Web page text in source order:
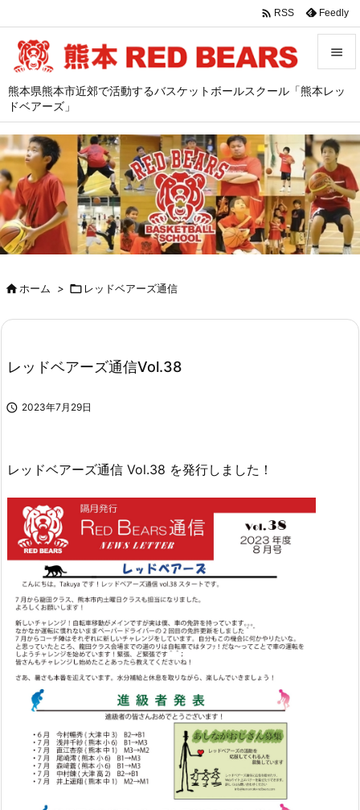
熊本県熊本市近郊で活動するバスケットボールスクール「熊本レッ
ドベアーズ」



サイド

前へ

次へ

 RSS Feedly
ホーム >  レッドベアーズ通信
レッドベアーズ通信Vol.38
 2023年7月29日
レッドベアーズ通信 Vol.38 を発行しました！